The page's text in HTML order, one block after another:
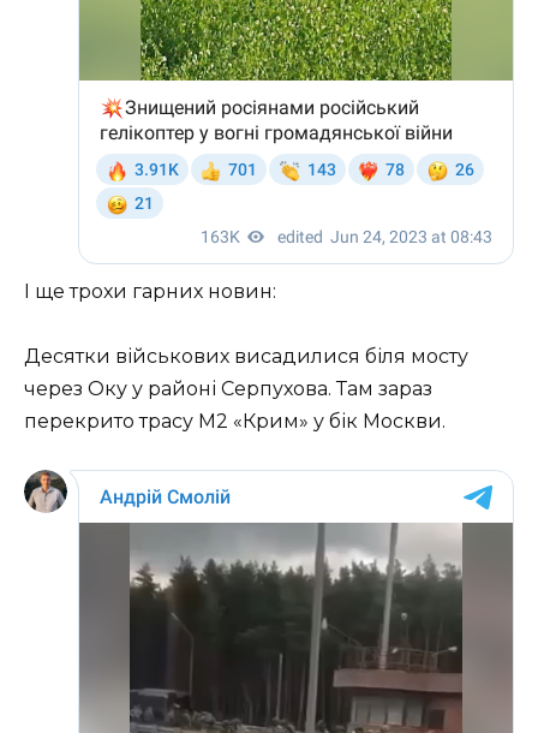
І ще трохи гарних новин:
Десятки військових висадилися біля мосту
через Оку у районі Серпухова. Там зараз
перекрито трасу М2 «Крим» у бік Москви.